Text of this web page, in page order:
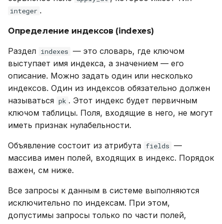
integer .
Определение индексов (indexes)
Раздел indexes — это словарь, где ключом
выступает имя индекса, а значением — его
описание. Можно задать один или несколько
индексов. Один из индексов обязательно должен
называться pk . Этот индекс будет первичным
ключом таблицы. Поля, входящие в него, не могут
иметь признак нулабельности.
Объявление состоит из атрибута fields —
массива имен полей, входящих в индекс. Порядок
важен, см ниже.
Все запросы к данным в системе выполняются
исключительно по индексам. При этом,
допустимы запросы только по части полей,